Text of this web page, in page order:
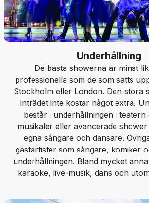
Underhållning
De bästa showerna är minst
professionella som de som sätts
Stockholm eller London. Den stora
inträdet inte kostar något extra.
består i underhållningen i teatern
musikaler eller avancerade
egna sångare och dansare.
gästartister som sångare, komiker
underhållningen. Bland mycket
karaoke, live-musik, dans och